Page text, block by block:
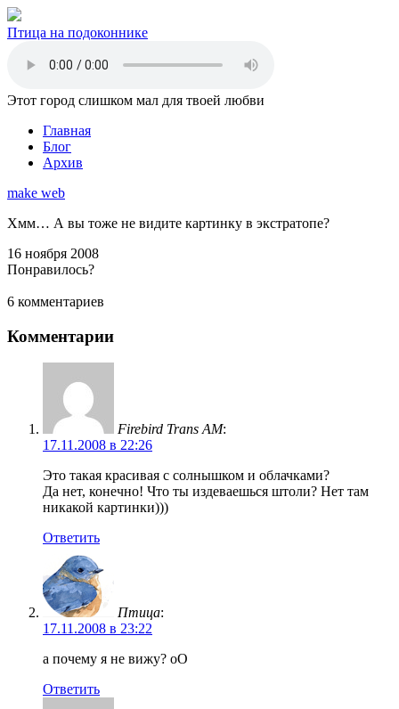
Птица на подоконнике
Этот город слишком мал для твоей любви
Главная
Блог
Архив
make web
Хмм… А вы тоже не видите картинку в экстратопе?
16 ноября 2008
Понравилось?
6 комментариев
Комментарии
Firebird Trans AM:
17.11.2008 в 22:26
Это такая красивая с солнышком и облачками?
Да нет, конечно! Что ты издеваешься штоли? Нет там
никакой картинки)))
Ответить
Птица:
17.11.2008 в 23:22
а почему я не вижу? оО
Ответить